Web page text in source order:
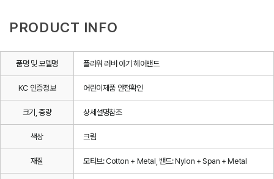
PRODUCT INFO
품명 및 모델명 플라워 러버 아기 헤어밴드
KC 인증정보 어린이제품 안전확인
크기, 중량 상세설명참조
색상 크림
재질 모티브: Cotton + Metal, 밴드: Nylon + Span + Metal